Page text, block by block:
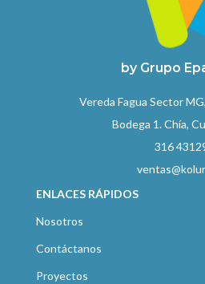
by Grupo
Vereda Fagua Sector
Bodega 1. Chía,
316
ENLACES RÁPIDOS
Nosotros
Contáctanos
Proyectos